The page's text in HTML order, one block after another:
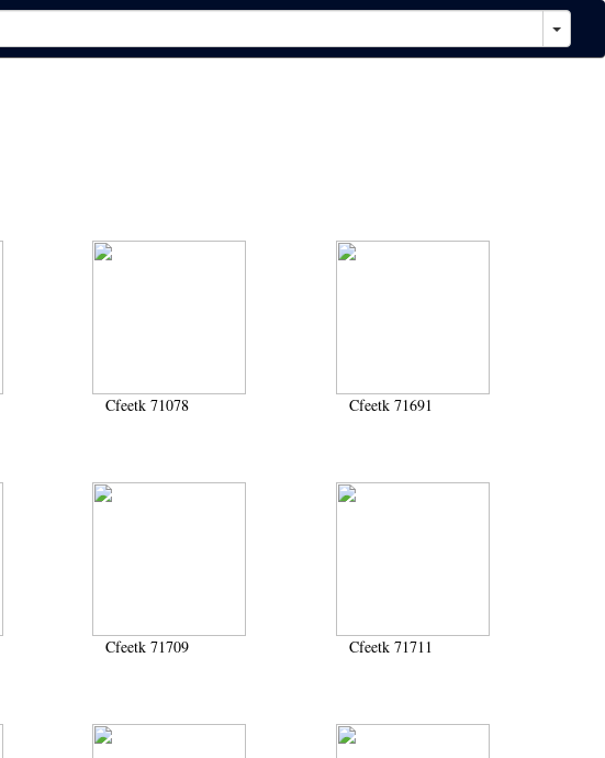
Cfeetk 71078 Cfeetk 71691
Cfeetk 71709 Cfeetk 71711